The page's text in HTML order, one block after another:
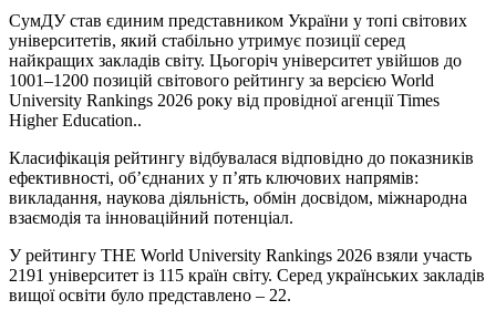
СумДУ став єдиним представником України у топі світових
університетів, який стабільно утримує позиції серед
найкращих закладів світу. Цьогоріч університет увійшов до
1001–1200 позицій світового рейтингу за версією World
University Rankings 2026 року від провідної агенції Times
Higher Education..
Класифікація рейтингу відбувалася відповідно до показників
ефективності, об’єднаних у п’ять ключових напрямів:
викладання, наукова діяльність, обмін досвідом, міжнародна
взаємодія та інноваційний потенціал.
У рейтингу THE World University Rankings 2026 взяли участь
2191 університет із 115 країн світу. Серед українських закладів
вищої освіти було представлено – 22.